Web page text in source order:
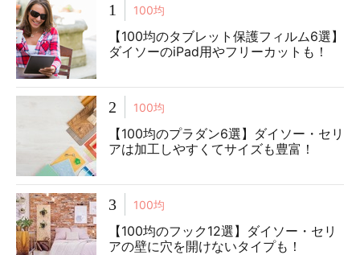
1 100均
【100均のタブレット保護フィルム6選】
ダイソーのiPad用やフリーカットも！
2 100均
【100均のプラダン6選】ダイソー・セリ
アは加工しやすくてサイズも豊富！
3 100均
【100均のフック12選】ダイソー・セリ
アの壁に穴を開けないタイプも！